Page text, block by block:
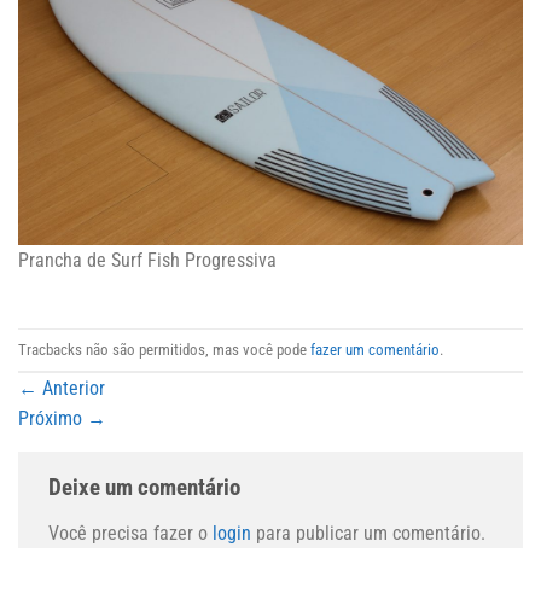
Prancha de Surf Fish Progressiva
Tracbacks não são permitidos, mas você pode fazer um comentário.
← Anterior
Próximo →
Deixe um comentário
Você precisa fazer o login para publicar um comentário.